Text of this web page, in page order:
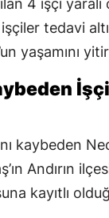
4 işçi
işçiler tedavi
yaşamını
İşçi
kaybeden
Andırın
kayıtlı